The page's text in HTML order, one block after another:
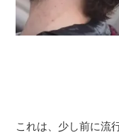
これは、少し前に流